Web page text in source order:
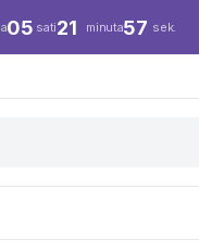
05 sati21 minuta56 sek.